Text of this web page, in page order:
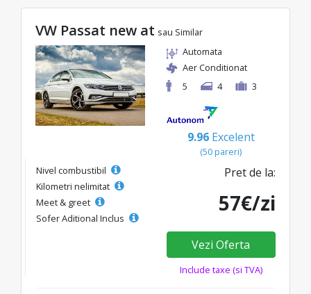
VW Passat new at sau Similar
Automata
Aer Conditionat
5
4 3
9.96 Excelent
(50 pareri)
Nivel combustibil
Kilometri nelimitat
Meet & greet
Sofer Aditional Inclus
Pret de la:
57€/zi
Vezi Oferta
Include taxe (si TVA)